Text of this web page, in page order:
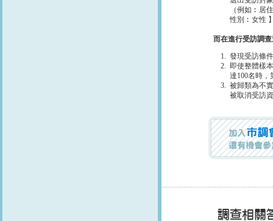
（例如︰居
性別︰女性
而在進行受訪調
1. 發現受訪條
2. 即使整體樣
達100名時，
3. 被歸類為不
被取消受訪